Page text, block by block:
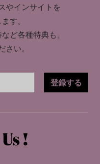
やインサイトを
す。
ど各種特典も。
い。
登録する